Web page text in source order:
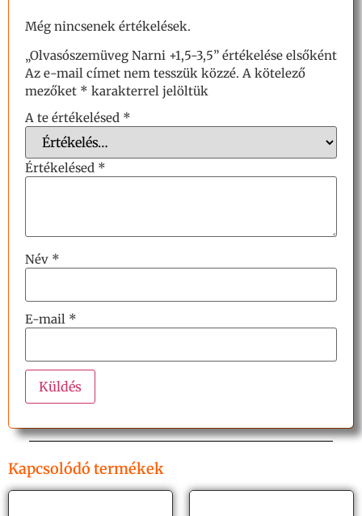
Még nincsenek értékelések.
„Olvasószemüveg Narni +1,5-3,5” értékelése elsőként
Az e-mail címet nem tesszük közzé. A kötelező
mezőket * karakterrel jelöltük
A te értékelésed *
Értékelésed *
Név *
E-mail *
Kapcsolódó termékek